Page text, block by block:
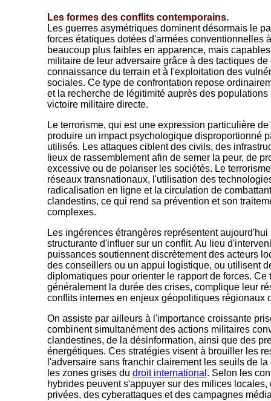
-
Les formes des conflits contemporains.
Les guerres asymétriques dominent désormais le
forces étatiques dotées d'armées conventionnelles
beaucoup plus faibles en apparence, mais
militaire de leur adversaire grâce à des tactiques
connaissance du terrain et à l'exploitation des
sociales. Ce type de confrontation repose
et la recherche de légitimité auprès des
victoire militaire directe.
Le terrorisme, qui est une expression particulière
produire un impact psychologique disproportionné
utilisés. Les attaques ciblent des civils, des
lieux de rassemblement afin de semer la peur, de
excessive ou de polariser les sociétés. Le
réseaux transnationaux, l'utilisation des
radicalisation en ligne et la circulation de
clandestins, ce qui rend sa prévention et son
complexes.
Les ingérences étrangères représentent
structurante d'influer sur un conflit. Au lieu
puissances soutiennent discrètement des acteurs
des conseillers ou un appui logistique, ou utilisent
diplomatiques pour orienter le rapport de forces.
généralement la durée des crises, complique leur
conflits internes en enjeux géopolitiques régionaux
On assiste par ailleurs à l'importance croissante
combinent simultanément des actions militaires
clandestines, de la désinformation, ainsi que des
énergétiques. Ces stratégies visent à brouiller les
l'adversaire sans franchir clairement les seuils de
les zones grises du droit international . Selon les
hybrides peuvent s'appuyer sur des milices
privées, des cyberattaques et des campagnes